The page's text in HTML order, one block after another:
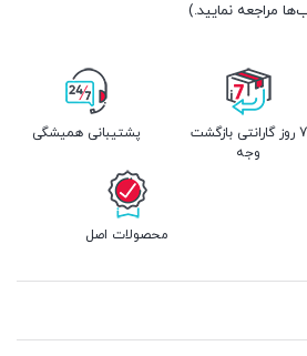
مراجعه نمایید.)
7 روز گارانتی بازگشت
وجه
پشتیبانی همیشگی
محصولات اصل